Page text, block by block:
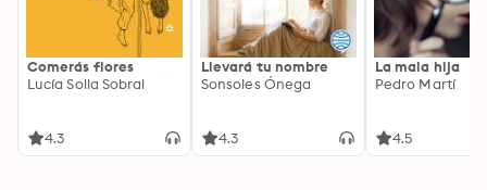
Comerás flores
Lucía Solla Sobral
4.3
Llevará tu nombre
Sonsoles Ónega
4.3
La mala hija
Pedro Martí
4.5